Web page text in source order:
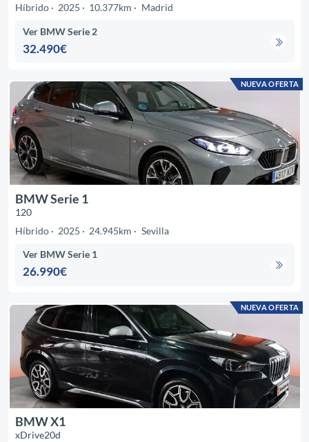
Híbrido
2025 10.377km Madrid
Ver BMW Serie 2
32.490€
NUEVA OFERTA
BMW Serie 1
120
Híbrido
2025 24.945km Sevilla
Ver BMW Serie 1
26.990€
NUEVA OFERTA
BMW X1
xDrive20d